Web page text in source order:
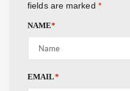
fields are marked *
NAME*
EMAIL*